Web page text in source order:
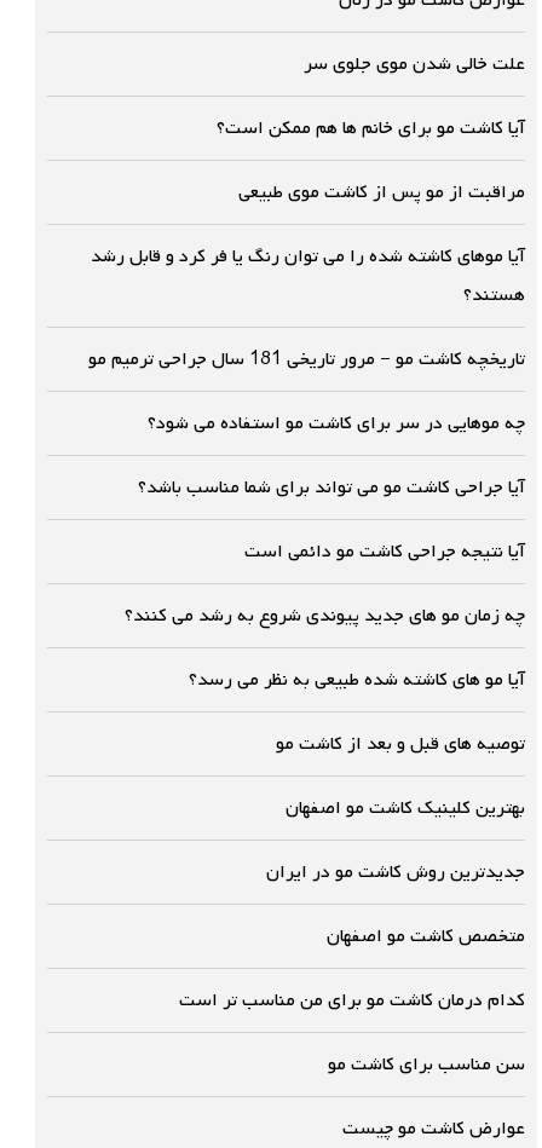
علت خالی شدن موی جلوی سر
آیا کاشت مو برای خانم ها هم ممکن است؟
مراقبت از مو پس از کاشت موی طبیعی
آیا موهای کاشته شده را می توان رنگ یا فر کرد و قابل رشد
هستند؟
تاریخچه کاشت مو – مرور تاریخی 181 سال جراحی ترمیم مو
چه موهایی در سر برای کاشت مو استفاده می شود؟
آیا جراحی کاشت مو می تواند برای شما مناسب باشد؟
آیا نتیجه جراحی کاشت مو دائمی است
چه زمان مو های جدید پیوندی شروع به رشد می کنند؟
آیا مو های کاشته شده طبیعی به نظر می رسد؟
توصیه های قبل و بعد از کاشت مو
بهترین کلینیک کاشت مو اصفهان
جدیدترین روش کاشت مو در ایران
متخصص کاشت مو اصفهان
کدام درمان کاشت مو برای من مناسب تر است
سن مناسب برای کاشت مو
عوارض کاشت مو چیست